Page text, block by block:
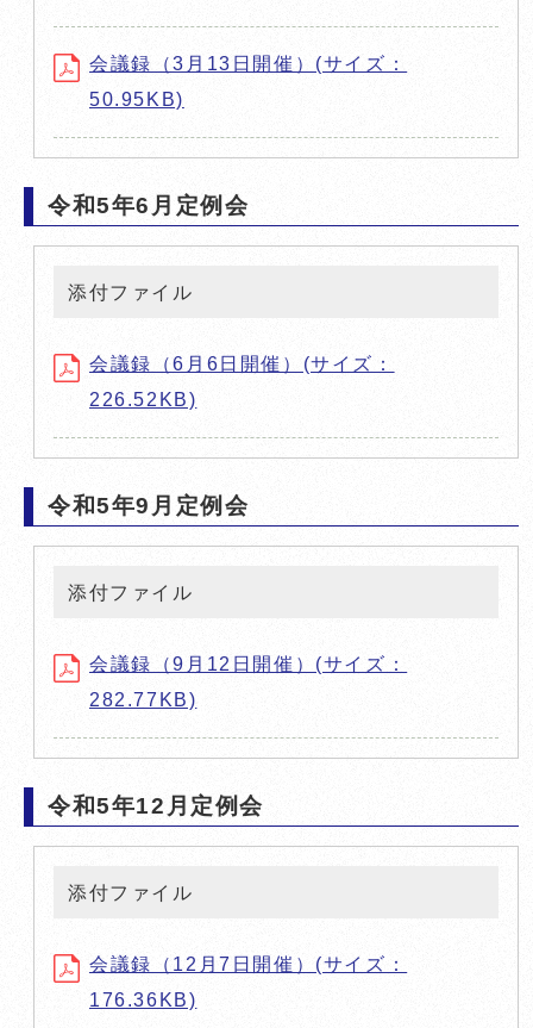
会議録（3月13日開催）(サイズ：
50.95KB)
令和5年6月定例会
添付ファイル
会議録（6月6日開催）(サイズ：
226.52KB)
令和5年9月定例会
添付ファイル
会議録（9月12日開催）(サイズ：
282.77KB)
令和5年12月定例会
添付ファイル
会議録（12月7日開催）(サイズ：
176.36KB)